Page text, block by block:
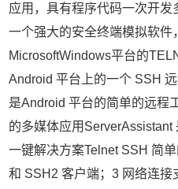
应用，具有程序代码一次开
一个强大的安全终端模拟软
MicrosoftWindows平台的
Android 平台上的一个 SSH
是Android 平台的简单的远程
的多媒体应用
一键解决方案Telnet SSH 简
和 SSH2 客户端；3 网络连